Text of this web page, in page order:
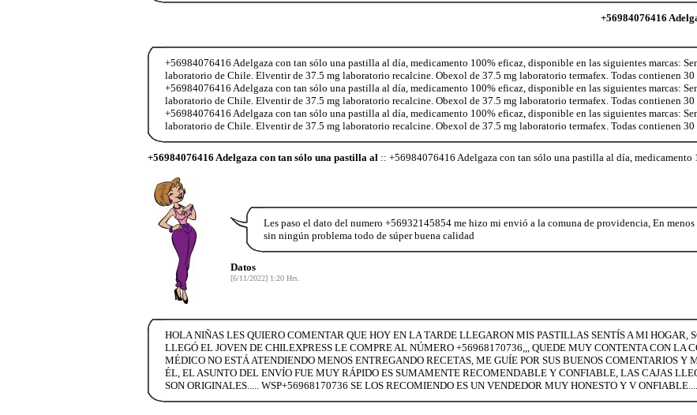
+56984076416
+56984076416 Adelgaza con tan sólo una pastilla al día, medicamento 100% eficaz, disponible en las siguientes marcas:
laboratorio de Chile. Elventir de 37.5 mg laboratorio recalcine. Obexol de 37.5 mg laboratorio termafex. Todas contienen
+56984076416 Adelgaza con tan sólo una pastilla al día, medicamento 100% eficaz, disponible en las siguientes marcas:
laboratorio de Chile. Elventir de 37.5 mg laboratorio recalcine. Obexol de 37.5 mg laboratorio termafex. Todas contienen
+56984076416 Adelgaza con tan sólo una pastilla al día, medicamento 100% eficaz, disponible en las siguientes marcas:
laboratorio de Chile. Elventir de 37.5 mg laboratorio recalcine. Obexol de 37.5 mg laboratorio termafex. Todas contienen
+56984076416 Adelgaza con tan sólo una pastilla al :: +56984076416 Adelgaza con tan sólo una pastilla al día, medicamento
Les paso el dato del numero +56932145854 me hizo mi envió a la comuna de providencia, En
sin ningún problema todo de súper buena calidad
Datos
[6/11/2022] 1:20 Hrs.
HOLA NIÑAS LES QUIERO COMENTAR QUE HOY EN LA TARDE LLEGARON MIS PASTILLAS SENTÍS A MI HOGAR,
LLEGÓ EL JOVEN DE CHILEXPRESS LE COMPRE AL NÚMERO +56968170736,,, QUEDE MUY CONTENTA CON LA
MÉDICO NO ESTÁ ATENDIENDO MENOS ENTREGANDO RECETAS, ME GUÍE POR SUS BUENOS COMENTARIOS Y
ÉL, EL ASUNTO DEL ENVÍO FUE MUY RÁPIDO ES SUMAMENTE RECOMENDABLE Y CONFIABLE, LAS CAJAS
SON ORIGINALES..... WSP+56968170736 SE LOS RECOMIENDO ES UN VENDEDOR MUY HONESTO Y V ONFIABLE.....